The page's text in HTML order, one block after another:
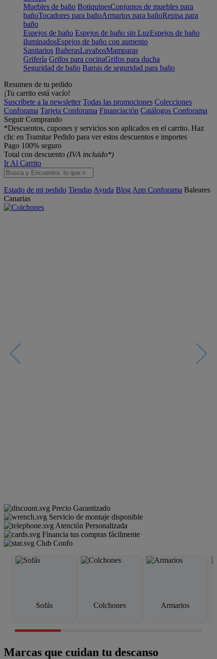
Muebles de baño BotiquinesConjuntos de muebles para
bañoTocadores para bañoArmarios para bañoRepisa para
baño
Espejos de baño Espejos de baño sin LuzEspejos de baño
iluminadosEspejos de baño con aumento
Sanitarios BañerasLavabosMamparas
Grifería Grifos para cocinaGrifos para ducha
Seguridad de baño Barras de seguridad para baño
Resumen de tu pedido
¡Tu carrito está vacío!
Suscríbete a la newsletter Todas las promociones Colecciones
Conforama Tarjeta Conforama Financiación Catálogos Conforama
Seguir Comprando
*Descuentos, cupones y servicios son aplicados en el carrito. Haz
clic en Tramitar Pedido para ver estos descuentos e importes
Pago 100% seguro
Total con descuento (IVA incluido*)
Ir Al Carrito
Estado de mi pedido Tiendas Ayuda Blog App Conforama Baleares
Canarias
Precio Garantizado
Servicio de montaje disponible
Atención Personalizada
Financia tus compras fácilmente
Club Confo
Sofás Colchones Armarios
Marcas que cuidan tu descanso